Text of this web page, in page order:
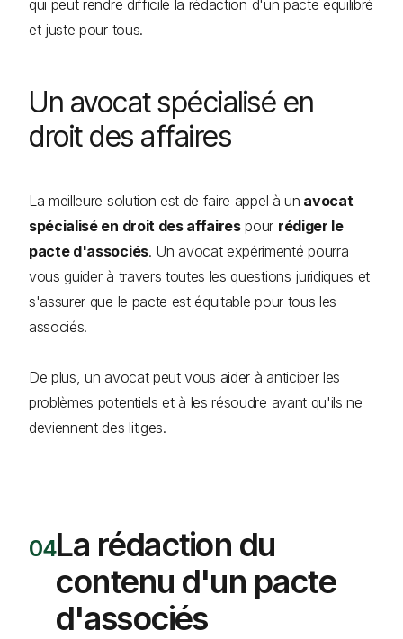
qui peut rendre difficile la rédaction d'un pacte équilibré
et juste pour tous.
Un avocat spécialisé en
droit des affaires
La meilleure solution est de faire appel à un avocat
spécialisé en droit des affairespour rédiger le
pacte d'associés. Un avocat expérimenté pourra
vous guider à travers toutes les questions juridiques et
s'assurer que le pacte est équitable pour tous les
associés.
De plus, un avocat peut vous aider à anticiper les
problèmes potentiels et à les résoudre avant qu'ils ne
deviennent des litiges.
La rédaction du
contenu d'un pacte
d'associés